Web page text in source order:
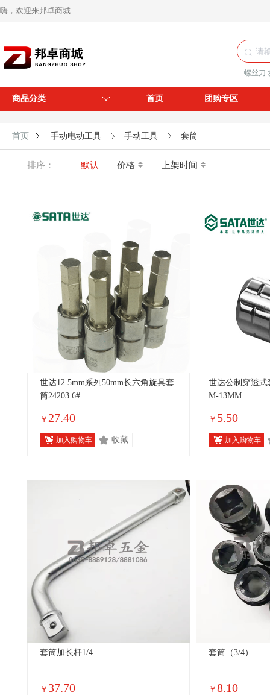
嗨，欢迎来邦卓商城
螺丝刀
商品分类 首页 团购专区
首页 手动电动工具 手动工具 套筒
排序： 默认 价格 上架时间
世达12.5mm系列50mm长六角旋具套
筒24203 6#
￥ 27.40
加入购物车 收藏
世达公制穿透
M-13MM
￥ 5.50
加入购物车
套筒加长杆1/4
￥ 37.70
套筒（3/4）
￥ 8.10